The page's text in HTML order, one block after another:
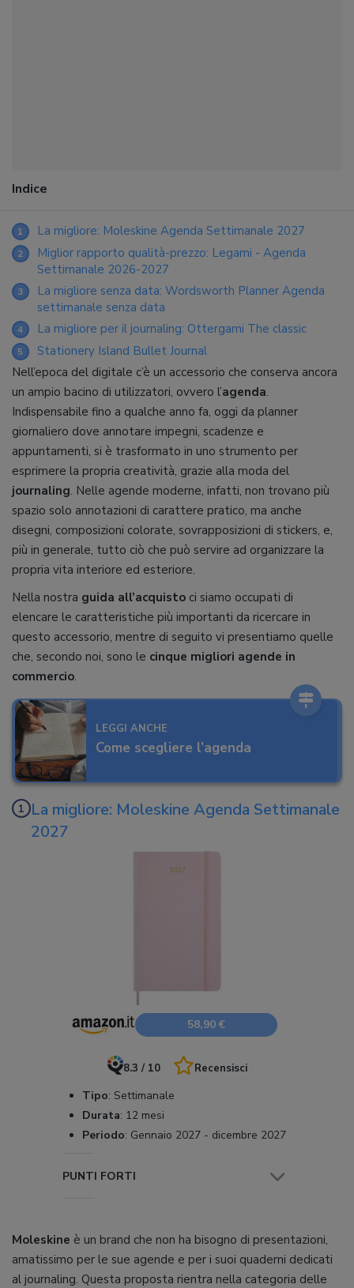
Indice
1 La migliore: Moleskine Agenda Settimanale 2027
2
Miglior rapporto qualità-prezzo: Legami - Agenda
Settimanale 2026-2027
3
La migliore senza data: Wordsworth Planner Agenda
settimanale senza data
4 La migliore per il journaling: Ottergami The classic
5
Stationery Island Bullet Journal
Nell’epoca del digitale c’è un accessorio che conserva ancora
un ampio bacino di utilizzatori, ovvero l’agenda.
Indispensabile fino a qualche anno fa, oggi da planner
giornaliero dove annotare impegni, scadenze e
appuntamenti, si è trasformato in uno strumento per
esprimere la propria creatività, grazie alla moda del
journaling. Nelle agende moderne, infatti, non trovano più
spazio solo annotazioni di carattere pratico, ma anche
disegni, composizioni colorate, sovrapposizioni di stickers, e,
più in generale, tutto ciò che può servire ad organizzare la
propria vita interiore ed esteriore.
Nella nostra guida all’acquisto ci siamo occupati di
elencare le caratteristiche più importanti da ricercare in
questo accessorio, mentre di seguito vi presentiamo quelle
che, secondo noi, sono le cinque migliori agende in
commercio.
LEGGI ANCHE
Come scegliere l’agenda
La migliore: Moleskine Agenda Settimanale
2027
58,90 €
8.3 / 10 Recensisci
Tipo: Settimanale
Durata: 12 mesi
Periodo: Gennaio 2027 - dicembre 2027
PUNTI FORTI
Moleskine è un brand che non ha bisogno di presentazioni,
amatissimo per le sue agende e per i suoi quaderni dedicati
al journaling. Questa proposta rientra nella categoria delle